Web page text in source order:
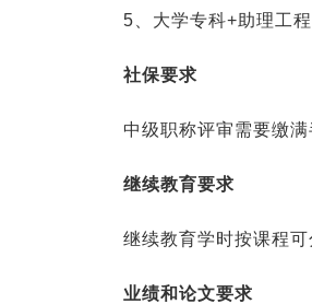
5、大学专科+助理工
社保要求
中级职称评审需要缴
继续教育要求
继续教育学时按课程
业绩和论文要求